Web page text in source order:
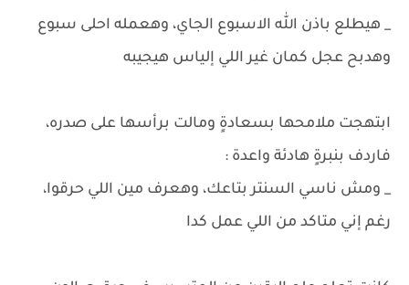
_ هيطلع باذن الله الاسبوع الجاي، وهعمله احلى سبوع
وهدبح عجل كمان غير اللي إلياس هيجيبه
ابتهجت ملامحها بسعادةٍ ومالت برأسها على صدره،
فاردف بنبرةٍ هادئة واعدة :
_ ومش ناسي السنتر بتاعك، وهعرف مين اللي حرقوا،
رغم إني متاكد من اللي عمل كدا